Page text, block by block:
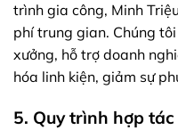
trình gia công, Minh
phí trung gian. Chúng
xưởng, hỗ trợ doanh
hóa linh kiện, giảm sự
5. Quy trình hợp